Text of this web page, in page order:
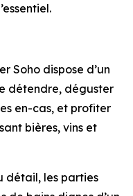
Soho dispose d’un
détendre, déguster
en-cas, et profiter
bières, vins et
détail, les parties